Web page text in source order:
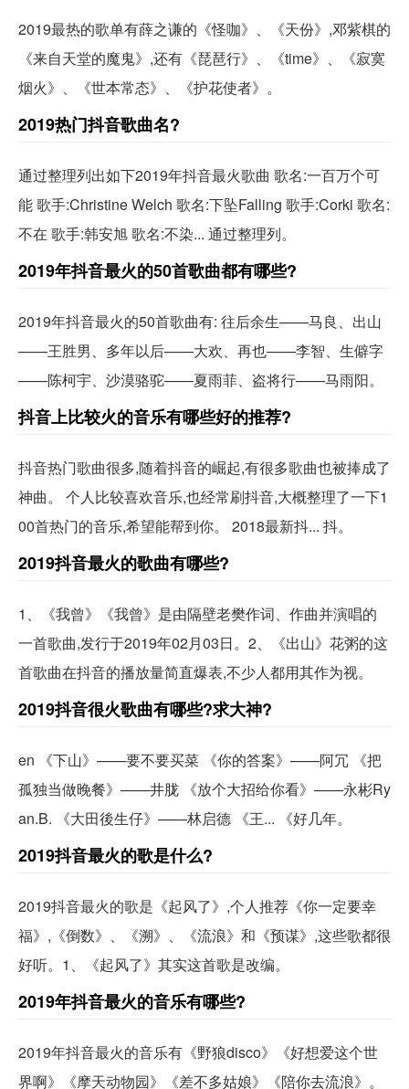
2019最热的歌单有薛之谦的《怪咖》、《天份》,邓紫棋的
《来自天堂的魔鬼》,还有《琵琶行》、《time》、《寂寞
烟火》、《世本常态》、《护花使者》。
2019热门抖音歌曲名?
通过整理列出如下2019年抖音最火歌曲 歌名:一百万个可
能 歌手:Christine Welch 歌名:下坠Falling 歌手:Corki 歌名:
不在 歌手:韩安旭 歌名:不染... 通过整理列。
2019年抖音最火的50首歌曲都有哪些?
2019年抖音最火的50首歌曲有: 往后余生——马良、出山
——王胜男、多年以后——大欢、再也——李智、生僻字
——陈柯宇、沙漠骆驼——夏雨菲、盗将行——马雨阳。
抖音上比较火的音乐有哪些好的推荐?
抖音热门歌曲很多,随着抖音的崛起,有很多歌曲也被捧成了
神曲。 个人比较喜欢音乐,也经常刷抖音,大概整理了一下1
00首热门的音乐,希望能帮到你。 2018最新抖... 抖。
2019抖音最火的歌曲有哪些?
1、《我曾》《我曾》是由隔壁老樊作词、作曲并演唱的
一首歌曲,发行于2019年02月03日。2、《出山》花粥的这
首歌曲在抖音的播放量简直爆表,不少人都用其作为视。
2019抖音很火歌曲有哪些?求大神?
en 《下山》——要不要买菜 《你的答案》——阿冗 《把
孤独当做晚餐》——井胧 《放个大招给你看》——永彬Ry
an.B. 《大田後生仔》——林启德 《王... 《好几年。
2019抖音最火的歌是什么?
2019抖音最火的歌是《起风了》,个人推荐《你一定要幸
福》,《倒数》、《溯》、《流浪》和《预谋》,这些歌都很
好听。1、《起风了》其实这首歌是改编。
2019年抖音最火的音乐有哪些?
2019年抖音最火的音乐有《野狼disco》《好想爱这个世
界啊》《摩天动物园》《差不多姑娘》《陪你去流浪》。